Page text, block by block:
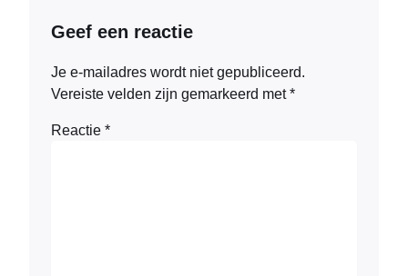
Geef een reactie
Je e-mailadres wordt niet gepubliceerd.
Vereiste velden zijn gemarkeerd met*
Reactie *